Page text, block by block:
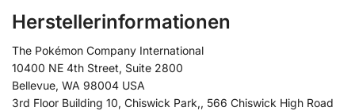
Herstellerinformationen
The Pokémon Company International
10400 NE 4th Street, Suite 2800
Bellevue, WA 98004 USA
3rd Floor Building 10, Chiswick Park,, 566 Chiswick High Road